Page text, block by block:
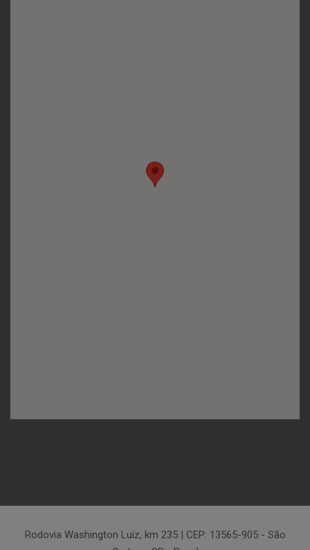
Rodovia Washington Luiz, km 235 | CEP: 13565-905 - São